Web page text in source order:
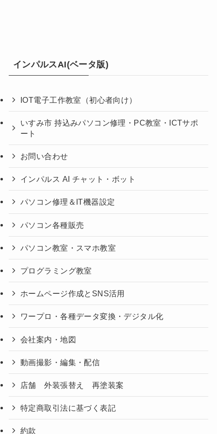
インパルスAI(ベータ版)
IOT電子工作教室（初心者向け）
いすみ市 持込みパソコン修理・PC教室・ICTサポ
ート
お問い合わせ
インパルス AI チャット・ボット
パソコン修理＆IT機器設定
パソコン各種販売
パソコン教室・スマホ教室
プログラミング教室
ホームページ作成とSNS活用
ワープロ・各種データ変換・デジタル化
会社案内・地図
動画撮影・編集・配信
店舗 外装張替え 再塗装案
特定商取引法に基づく表記
約款